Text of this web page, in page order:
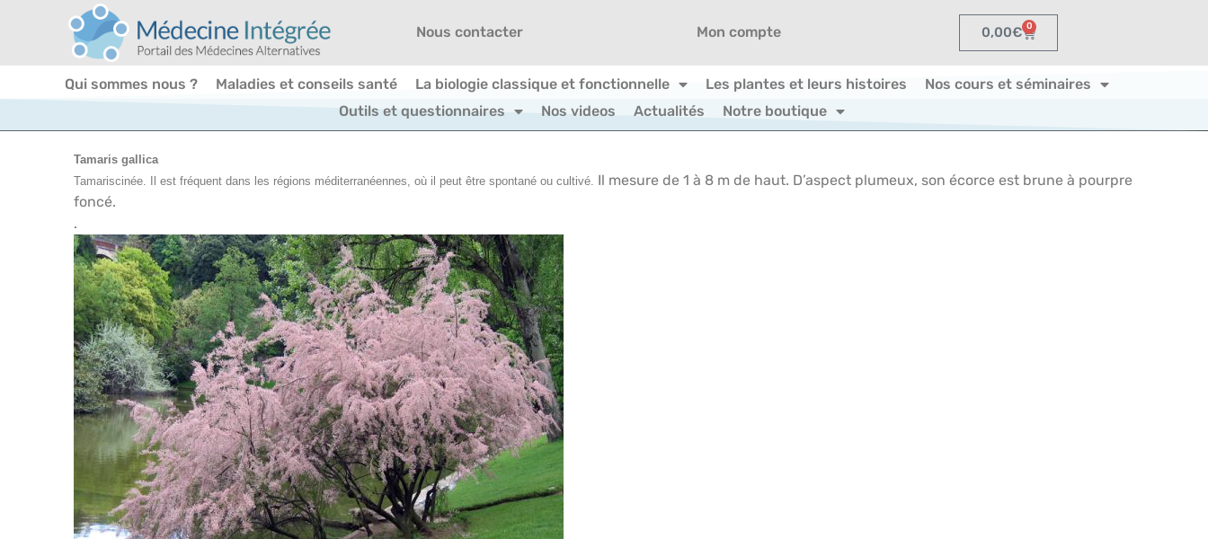
Nous contacter Mon compte 0,00€ 0
Qui sommes nous ? Maladies et conseils santé La biologie classique et fonctionnelle Les plantes et leurs histoires
Nos cours et séminaires
Outils et questionnaires
Nos videos Actualités Notre boutique
Tamaris gallica
Tamariscinée. Il est fréquent dans les régions méditerranéennes, où il peut être spontané ou cultivé. Il mesure de 1 à 8 m de haut. D’aspect plumeux, son écorce est brune à pourpre
foncé.
.